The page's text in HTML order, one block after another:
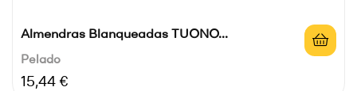
Almendras Blanqueadas TUONO...
Pelado
Precio
15,44 €